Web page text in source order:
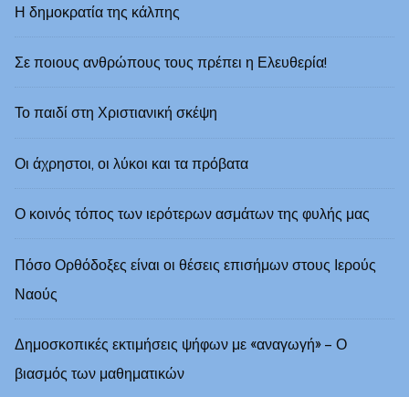
Η δημοκρατία της κάλπης
Σε ποιους ανθρώπους τους πρέπει η Ελευθερία!
Το παιδί στη Χριστιανική σκέψη
Οι άχρηστοι, οι λύκοι και τα πρόβατα
Ο κοινός τόπος των ιερότερων ασμάτων της φυλής μας
Πόσο Ορθόδοξες είναι οι θέσεις επισήμων στους Ιερούς
Ναούς
Δημοσκοπικές εκτιμήσεις ψήφων με «αναγωγή» – Ο
βιασμός των μαθηματικών